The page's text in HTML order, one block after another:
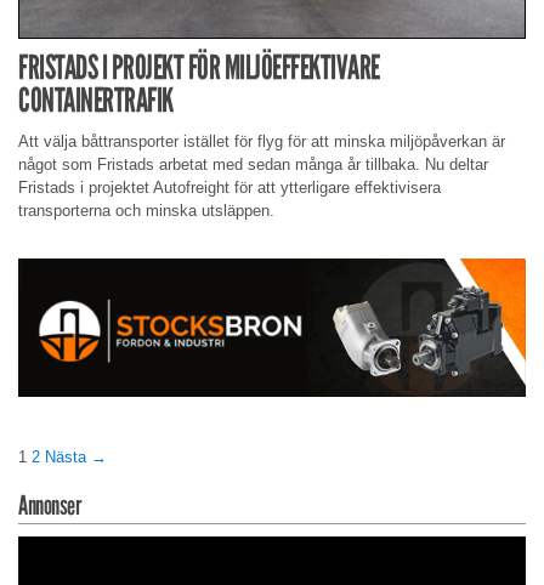
FRISTADS I PROJEKT FÖR MILJÖEFFEKTIVARE
CONTAINERTRAFIK
Att välja båttransporter istället för flyg för att minska miljöpåverkan är
något som Fristads arbetat med sedan många år tillbaka. Nu deltar
Fristads i projektet Autofreight för att ytterligare effektivisera
transporterna och minska utsläppen.
1 2 Nästa →
Annonser